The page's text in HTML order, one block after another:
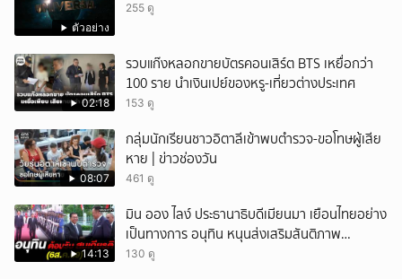
ตัวอย่าง
255 ดู
02:18
รวบแก๊งหลอกขายบัตรคอนเสิร์ต BTS เหยื่อกว่า
100 ราย นำเงินเปย์ของหรู-เที่ยวต่างประเทศ
153 ดู
08:07
กลุ่มนักเรียนชาวอิตาลีเข้าพบตำรวจ-ขอโทษผู้เสีย
หาย | ข่าวช่องวัน
461 ดู
14:13
มิน ออง ไลง์ ประธานาธิบดีเมียนมา เยือนไทยอย่าง
เป็นทางการ อนุทิน หนุนส่งเสริมสันติภาพ
เสถียรภาพชายแดน
130 ดู